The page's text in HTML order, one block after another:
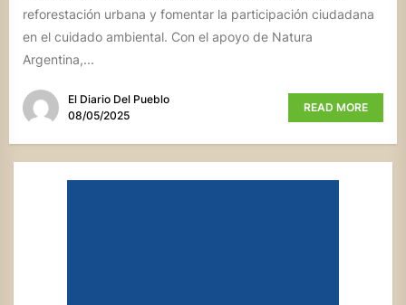
reforestación urbana y fomentar la participación ciudadana
en el cuidado ambiental. Con el apoyo de Natura
Argentina,...
El Diario Del Pueblo
08/05/2025
READ MORE